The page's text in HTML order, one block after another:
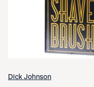
Dick Johnson